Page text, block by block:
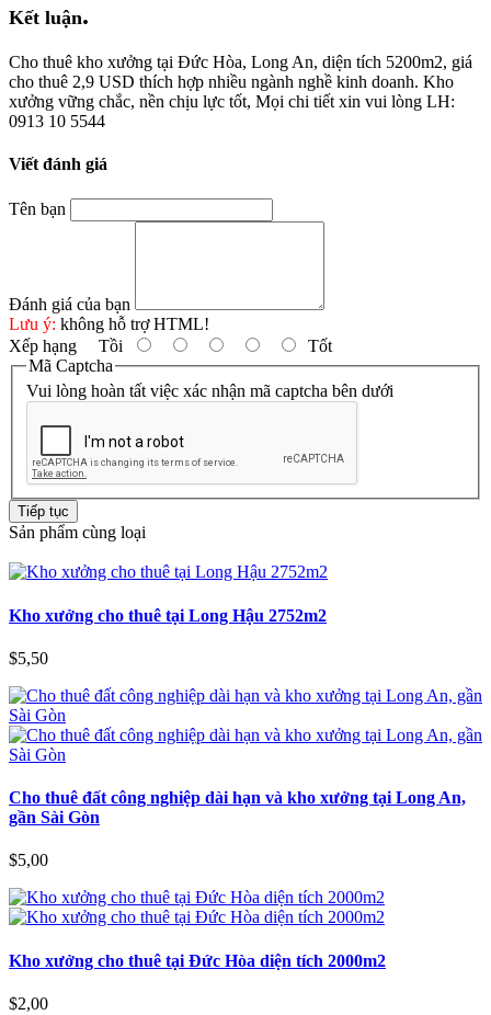
Kết luận.
Cho thuê kho xưởng tại Đức Hòa, Long An, diện tích 5200m2, giá
cho thuê 2,9 USD thích hợp nhiều ngành nghề kinh doanh. Kho
xưởng vững chắc, nền chịu lực tốt, Mọi chi tiết xin vui lòng LH:
0913 10 5544
Viết đánh giá
Tên bạn
Đánh giá của bạn
Lưu ý: không hỗ trợ HTML!
Xếp hạng Tồi
Tốt
Mã Captcha
Vui lòng hoàn tất việc xác nhận mã captcha bên dưới
Tiếp tục
Sản phẩm cùng loại
Kho xưởng cho thuê tại Long Hậu 2752m2
$5,50
Cho thuê đất công nghiệp dài hạn và kho xưởng tại Long An,
gần Sài Gòn
$5,00
Kho xưởng cho thuê tại Đức Hòa diện tích 2000m2
$2,00